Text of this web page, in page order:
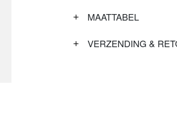
MAATTABEL
VERZENDING &